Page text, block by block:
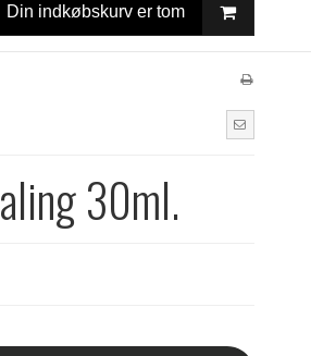
Din indkøbskurv er tom
30ml.